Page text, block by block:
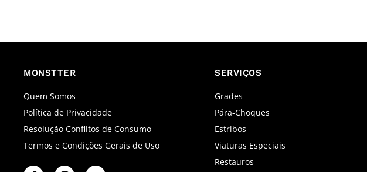
MONSTTER
Quem Somos
Política de Privacidade
Resolução Conflitos de Consumo
Termos e Condições Gerais de Uso
SERVIÇOS
Grades
Pára-Choques
Estribos
Viaturas Especiais
Restauros